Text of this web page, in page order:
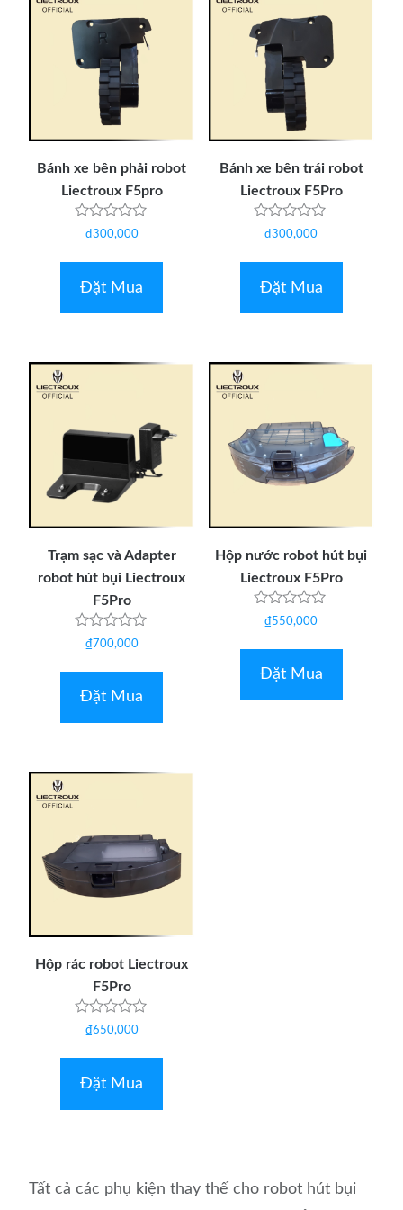
Bánh xe bên phải robot
Liectroux F5pro
Được
xếp
5
sao
₫300,000
Đặt Mua
Bánh xe bên trái robot
Liectroux F5Pro
Được
xếp
5
sao
₫300,000
Đặt Mua
Trạm sạc và Adapter
robot hút bụi Liectroux
F5Pro
Được
xếp
5
sao
₫700,000
Đặt Mua
Hộp nước robot hút bụi
Liectroux F5Pro
Được
xếp
5
sao
₫550,000
Đặt Mua
Hộp rác robot Liectroux
F5Pro
Được
xếp
5
sao
₫650,000
Đặt Mua
Tất cả các phụ kiện thay thế cho robot hút bụi